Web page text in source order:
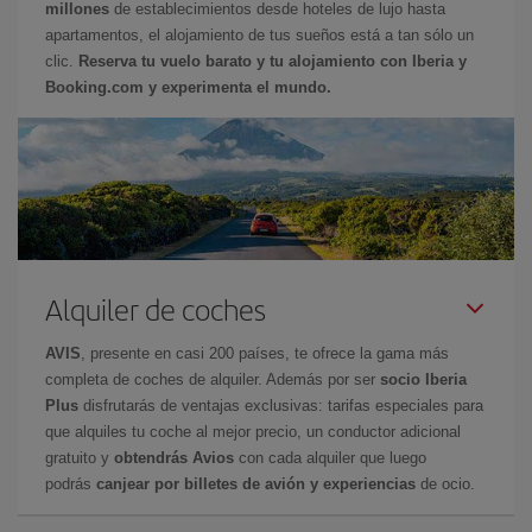
millones de establecimientos desde hoteles de lujo hasta
apartamentos, el alojamiento de tus sueños está a tan sólo un
clic.
Reserva tu vuelo barato y tu alojamiento con Iberia y
Booking.com y experimenta el mundo.
Alquiler de coches
AVIS , presente en casi 200 países, te ofrece la gama más
completa de coches de alquiler. Además por ser socio Iberia
Plus disfrutarás de ventajas exclusivas: tarifas especiales para
que alquiles tu coche al mejor precio, un conductor adicional
gratuito y obtendrás Avios con cada alquiler que luego
podrás canjear por billetes de avión y experiencias de ocio.